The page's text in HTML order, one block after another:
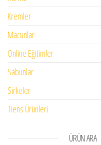
Kremler
Macunlar
Online Eğitimler
Sabunlar
Sirkeler
Tiens Ürünleri
ÜRÜN ARA